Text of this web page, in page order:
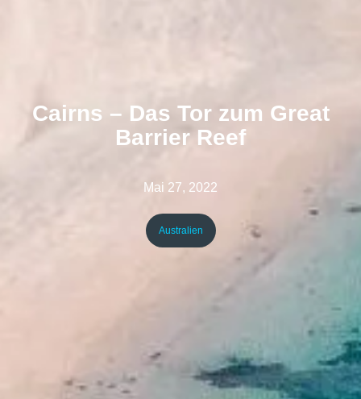
Cairns – Das Tor zum Great
Barrier Reef
Mai 27, 2022
Australien